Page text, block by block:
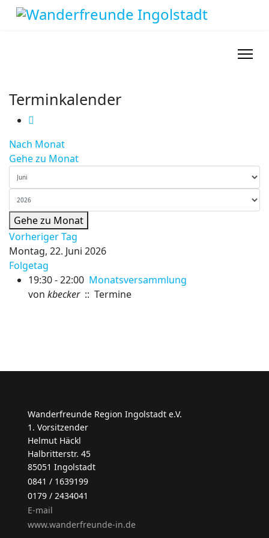
Terminkalender
Nach Monat
Gehe zu Monat
Gehe zu Monat
Vorheriger Tag
Montag, 22. Juni 2026
Folgetag
19:30 - 22:00 Monatsversammlung
von kbecker:: Termine
Wanderfreunde Region Ingolstadt e.V.
1. Vorsitzender
Helmut Häckl
Halbritterstr. 45
85051 Ingolstadt
0841 / 1639199
0179 / 2434041
E-mail
www.wanderfreunde-in.de